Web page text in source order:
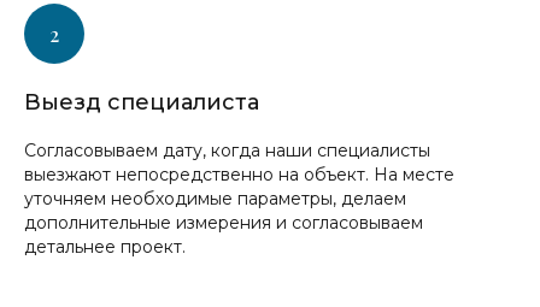
Выезд специалиста
Согласовываем дату, когда наши специалисты
выезжают непосредственно на объект. На месте
уточняем необходимые параметры, делаем
дополнительные измерения и согласовываем
детальнее проект.